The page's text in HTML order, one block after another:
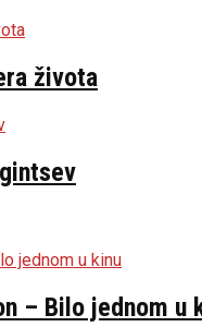
života
– Bilo jednom u